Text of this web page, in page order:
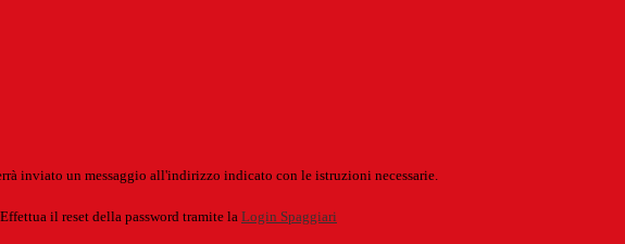
inviato un messaggio all'indirizzo indicato con le istruzioni necessarie.
il reset della password tramite la Login Spaggiari